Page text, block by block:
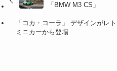
(1)
(1)
(1)
(55)
「BMW M3 CS」
「コカ・コーラ」 デザインがレ
ミニカーから登場